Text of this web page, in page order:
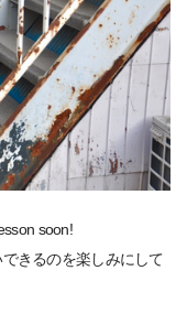
soon!
きるのを楽しみにして